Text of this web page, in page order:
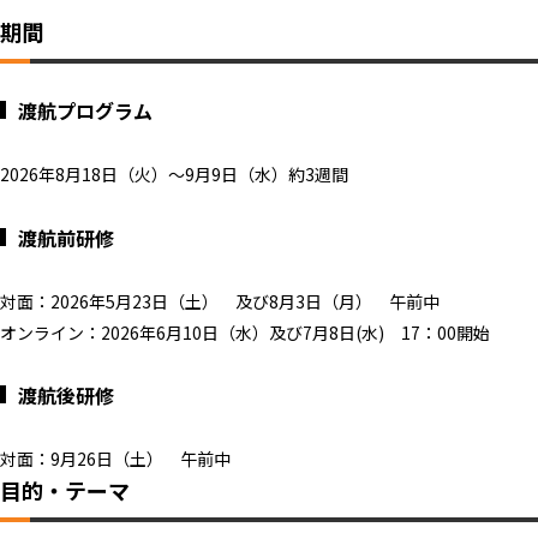
期間
渡航プログラム
2026年8月18日（火）～9月9日（水）約3週間
渡航前研修
対面：2026年5月23日（土） 及び8月3日（月） 午前中
オンライン：2026年6月10日（水）及び7月8日(水) 17：00開始
渡航後研修
対面：9月26日（土） 午前中
目的・テーマ